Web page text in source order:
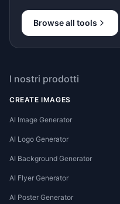
Browse all tools
I nostri prodotti
CREATE IMAGES
AI Image Generator
AI Logo Generator
AI Background Generator
AI Flyer Generator
AI Poster Generator